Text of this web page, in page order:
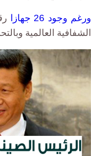
ورغم وجود 26 جهازا
الشفافية العالمية وبالتحديد في المركز